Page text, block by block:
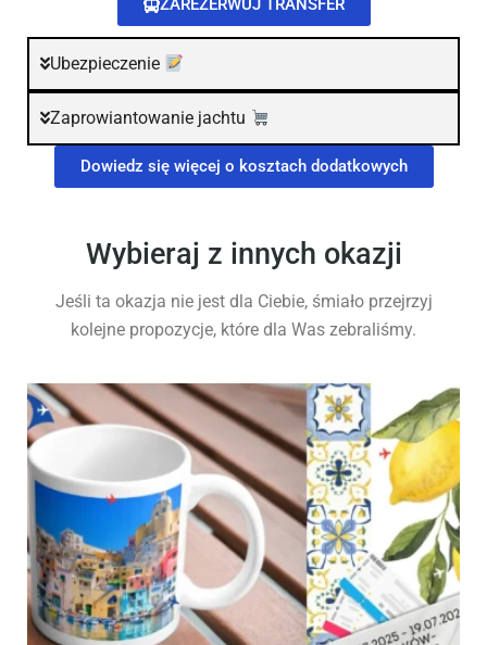
ZAREZERWUJ TRANSFER
Ubezpieczenie
Zaprowiantowanie jachtu
Dowiedz się więcej o kosztach dodatkowych
Wybieraj z innych okazji
Jeśli ta okazja nie jest dla Ciebie, śmiało przejrzyj
kolejne propozycje, które dla Was zebraliśmy.